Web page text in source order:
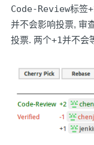
Code-Review标签
并不会影响投票, 审
投票. 两个+1并不会